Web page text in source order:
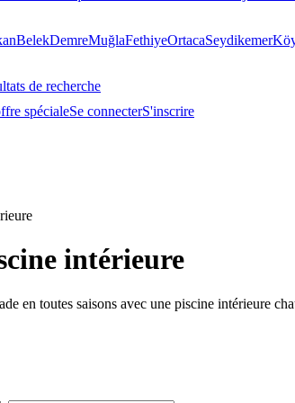
BelekDemreMuğlaFethiyeOrtacaSeydikemer
de recherche
spécialeSe connecterS'inscrire
intérieure
en toutes saisons avec une piscine intérieure